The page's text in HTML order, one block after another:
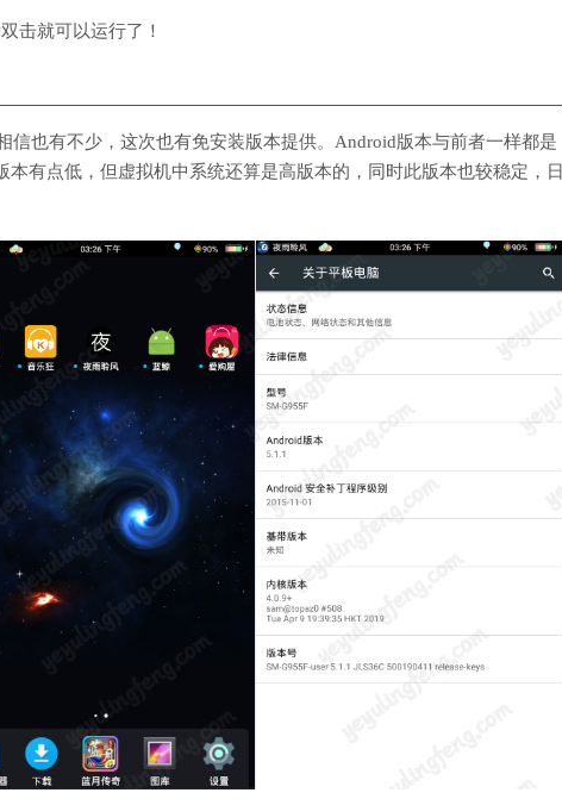
击就可以运行了！
信也有不少，这次也有免安装版本提供。Android版本与前者一样都是
有点低，但虚拟机中系统还算是高版本的，同时此版本也较稳定，日